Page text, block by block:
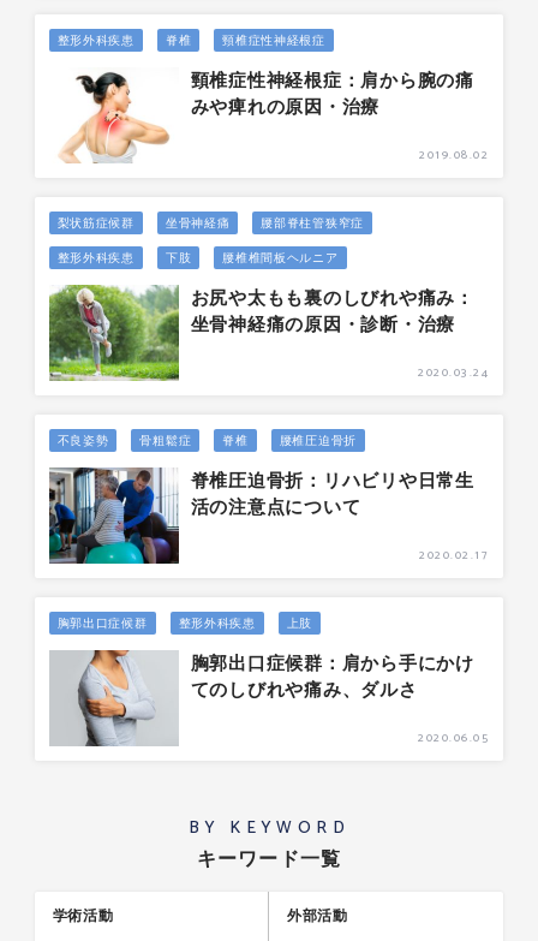
整形外科疾患 脊椎 頸椎症性神経根症
頸椎症性神経根症：肩から腕の痛
みや痺れの原因・治療
2019.08.02
梨状筋症候群 坐骨神経痛 腰部脊柱管狭窄症
整形外科疾患 下肢 腰椎椎間板ヘルニア
お尻や太もも裏のしびれや痛み：
坐骨神経痛の原因・診断・治療
2020.03.24
不良姿勢 骨粗鬆症 脊椎 腰椎圧迫骨折
脊椎圧迫骨折：リハビリや日常生
活の注意点について
2020.02.17
胸郭出口症候群 整形外科疾患 上肢
胸郭出口症候群：肩から手にかけ
てのしびれや痛み、ダルさ
2020.06.05
BY KEYWORD
キーワード一覧
学術活動 外部活動